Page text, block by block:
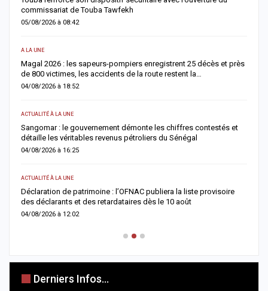
commissariat de Touba Tawfekh
05/08/2026 à 08:42
A LA UNE
Magal 2026 : les sapeurs-pompiers enregistrent 25 décès et près
de 800 victimes, les accidents de la route restent la…
04/08/2026 à 18:52
ACTUALITÉ À LA UNE
Sangomar : le gouvernement démonte les chiffres contestés et
détaille les véritables revenus pétroliers du Sénégal
04/08/2026 à 16:25
ACTUALITÉ À LA UNE
Déclaration de patrimoine : l’OFNAC publiera la liste provisoire
des déclarants et des retardataires dès le 10 août
04/08/2026 à 12:02
Derniers Infos...